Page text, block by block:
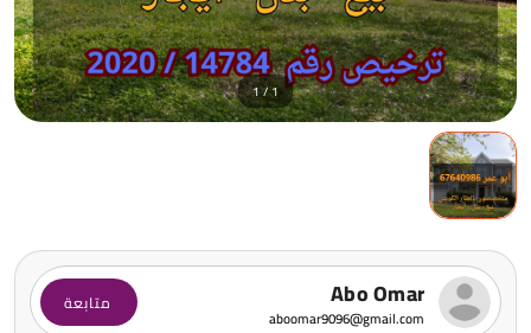
1 / 1
Abo Omar
aboomar9096@gmail.com
متابعة